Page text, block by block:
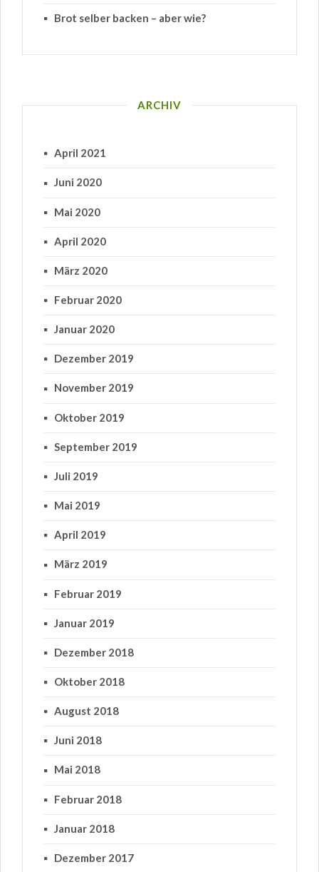
Brot selber backen – aber wie?
ARCHIV
April 2021
Juni 2020
Mai 2020
April 2020
März 2020
Februar 2020
Januar 2020
Dezember 2019
November 2019
Oktober 2019
September 2019
Juli 2019
Mai 2019
April 2019
März 2019
Februar 2019
Januar 2019
Dezember 2018
Oktober 2018
August 2018
Juni 2018
Mai 2018
Februar 2018
Januar 2018
Dezember 2017